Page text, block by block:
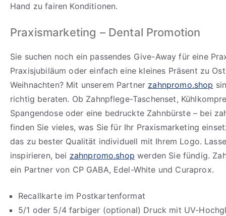
Hand zu fairen Konditionen.
Praxismarketing – Dental Promotion
Sie suchen noch ein passendes Give-Away für eine
Praxisjubiläum oder einfach eine kleines Präsent zu
Weihnachten? Mit unserem Partner zahnpromo.shop
richtig beraten. Ob Zahnpflege-Taschenset,
Spangendose oder eine bedruckte Zahnbürste – bei
finden Sie vieles, was Sie für Ihr Praxismarketing
das zu bester Qualität individuell mit Ihrem Logo.
inspirieren, bei zahnpromo.shop werden Sie fündig.
ein Partner von CP GABA, Edel-White und Curaprox.
Recallkarte im Postkartenformat
5/1 oder 5/4 farbiger (optional) Druck mit UV-